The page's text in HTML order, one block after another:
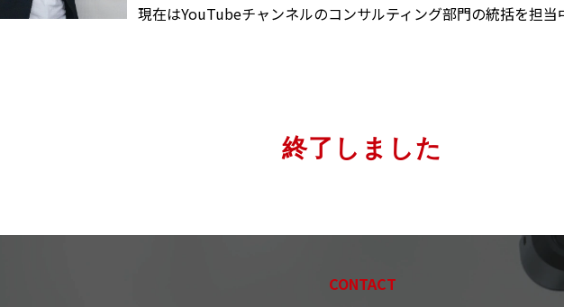
現在はYouTubeチャンネルのコンサルティング部門の統括を担当
終了しました
CONTACT